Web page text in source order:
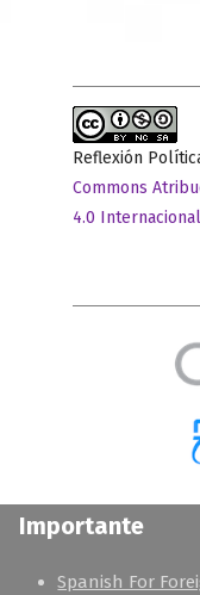
Reflexión
Commons
4.0
Importante
Spanish For